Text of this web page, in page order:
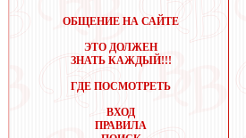
ОБЩЕНИЕ НА САЙТЕ
ЭТО ДОЛЖЕН
ЗНАТЬ КАЖДЫЙ!!!
ГДЕ ПОСМОТРЕТЬ
ВХОД
ПРАВИЛА